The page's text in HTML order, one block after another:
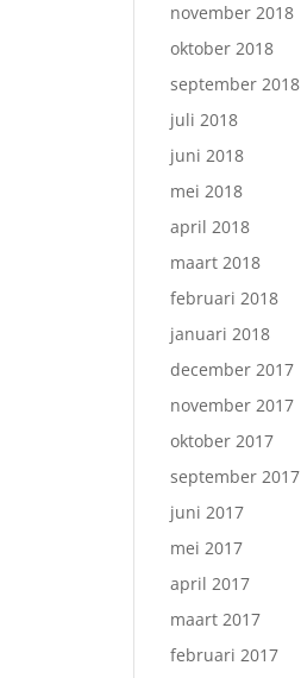
november 2018
oktober 2018
september 2018
juli 2018
juni 2018
mei 2018
april 2018
maart 2018
februari 2018
januari 2018
december 2017
november 2017
oktober 2017
september 2017
juni 2017
mei 2017
april 2017
maart 2017
februari 2017